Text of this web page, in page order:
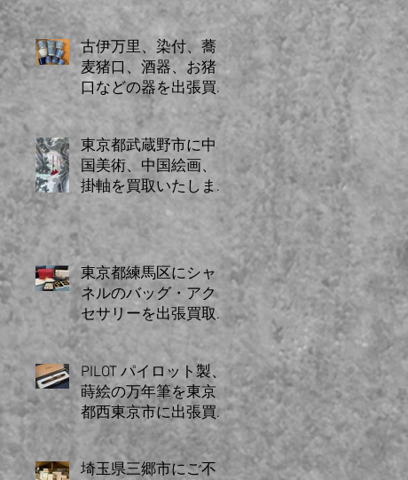
市に出張買取いたし
ました。
古伊万里、染付、蕎
麦猪口、酒器、お猪
口などの器を出張買
取にてお売りいただ
きました。
東京都武蔵野市に中
国美術、中国絵画、
掛軸を買取いたしま
した。
東京都練馬区にシャ
ネルのバッグ・アク
セサリーを出張買取
いたしました。
PILOT パイロット製、
蒔絵の万年筆を東京
都西東京市に出張買
取致しました。
埼玉県三郷市にご不